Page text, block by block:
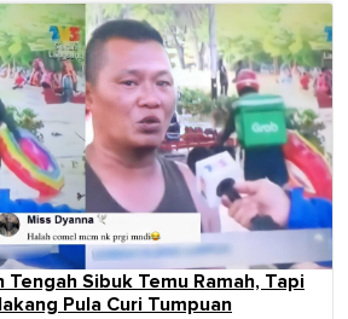
Tengah Sibuk Temu Ramah, Tapi
Pula Curi Tumpuan